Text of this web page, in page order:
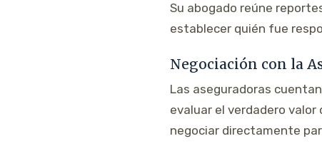
Su abogado reúne
establecer quién fue
Negociación con la
Las aseguradoras
evaluar el verdadero
negociar directamente